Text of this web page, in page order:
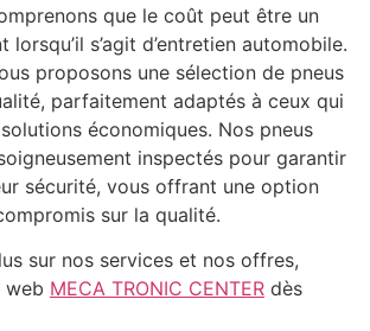
que le coût peut être un
s’agit d’entretien automobile.
proposons une sélection de pneus
parfaitement adaptés à ceux qui
économiques. Nos pneus
inspectés pour garantir
sécurité, vous offrant une option
sur la qualité.
sur nos services et nos offres,
web MECA TRONIC CENTER dès